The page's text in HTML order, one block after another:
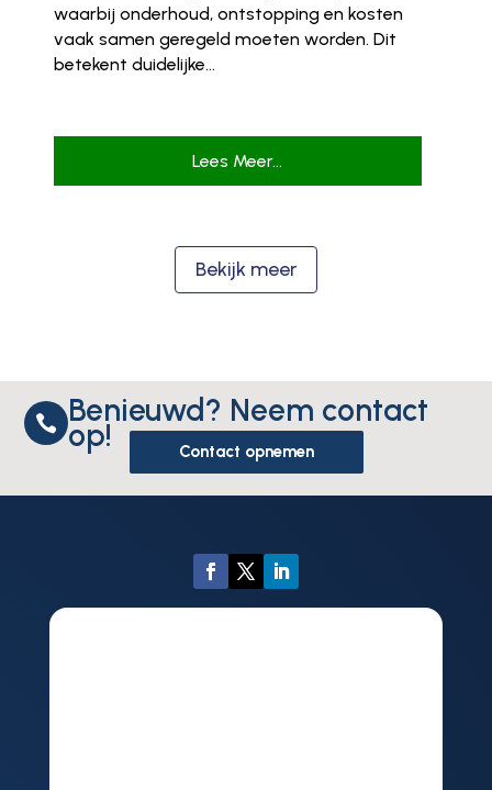
waarbij onderhoud, ontstopping en kosten
vaak samen geregeld moeten worden. Dit
betekent duidelijke...
Lees Meer...
Bekijk meer
 Benieuwd? Neem contact
op! Contact opnemen